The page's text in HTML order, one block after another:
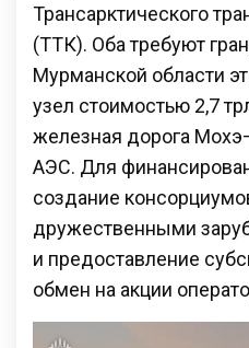
Трансарктического
(ТТК). Оба требуют
Мурманской области
узел стоимостью 2,7
железная дорога
АЭС. Для
создание
дружественными
и предоставление
обмен на акции